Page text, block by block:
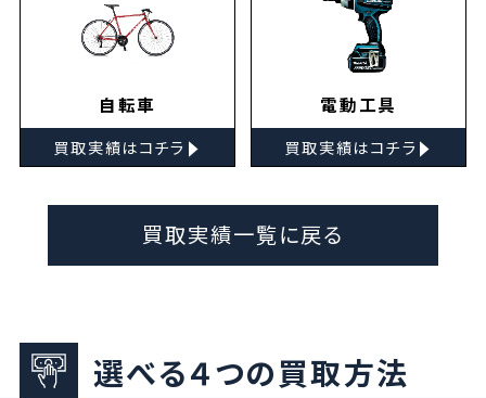
自転車
買取実績はコチラ ▸
電動工具
買取実績はコチラ ▸
買取実績一覧に戻る
選べる４つの買取方法